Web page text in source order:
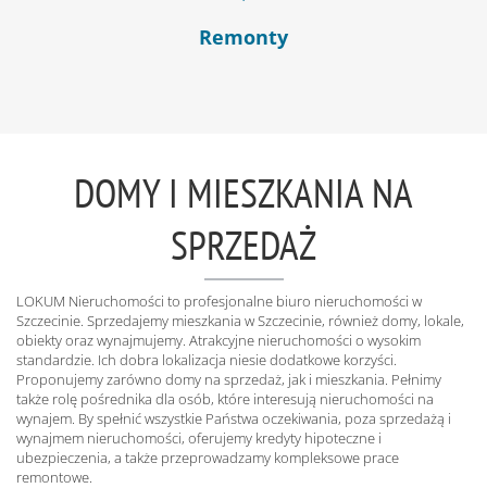
Remonty
DOMY I MIESZKANIA NA
SPRZEDAŻ
LOKUM Nieruchomości to profesjonalne biuro nieruchomości w
Szczecinie. Sprzedajemy mieszkania w Szczecinie, również domy, lokale,
obiekty oraz wynajmujemy. Atrakcyjne nieruchomości o wysokim
standardzie. Ich dobra lokalizacja niesie dodatkowe korzyści.
Proponujemy zarówno domy na sprzedaż, jak i mieszkania. Pełnimy
także rolę pośrednika dla osób, które interesują nieruchomości na
wynajem. By spełnić wszystkie Państwa oczekiwania, poza sprzedażą i
wynajmem nieruchomości, oferujemy kredyty hipoteczne i
ubezpieczenia, a także przeprowadzamy kompleksowe prace
remontowe.